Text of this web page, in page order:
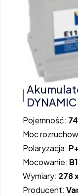
Pojemność:
Moc
Polaryzacja: P+
Mocowanie:
Wymiary: 278
Producent: